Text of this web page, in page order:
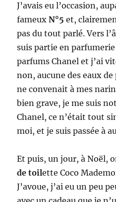
J’avais eu l’occasion,
fameuxN°5 et,
pas du tout parlé. Vers
suis partie en
parfums Chanel et j’ai
non, aucune des eaux
ne convenait à mes
bien grave, je me suis
Chanel, ce n’était tout
moi, et je suis passée à
Et puis, un jour, à Noël,
de toilette Coco
J’avoue, j’ai eu un peu